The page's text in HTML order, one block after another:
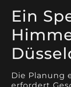
Ein
Die Planung
erfordert